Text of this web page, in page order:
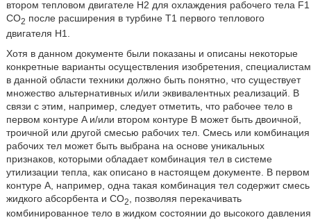
втором тепловом двигателе H2 для охлаждения рабочего тела F1
CO2 после расширения в турбине T1 первого теплового
двигателя H1.
Хотя в данном документе были показаны и описаны некоторые
конкретные варианты осуществления изобретения, специалистам
в данной области техники должно быть понятно, что существует
множество альтернативных и/или эквивалентных реализаций. В
связи с этим, например, следует отметить, что рабочее тело в
первом контуре A и/или втором контуре В может быть двоичной,
троичной или другой смесью рабочих тел. Смесь или комбинация
рабочих тел может быть выбрана на основе уникальных
признаков, которыми обладает комбинация тел в системе
утилизации тепла, как описано в настоящем документе. В первом
контуре A, например, одна такая комбинация тел содержит смесь
жидкого абсорбента и CO2
, позволяя перекачивать
комбинированное тело в жидком состоянии до высокого давления